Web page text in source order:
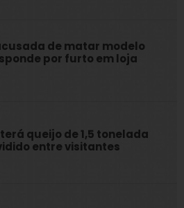
de matar modelo
por furto em loja
terá queijo de 1,5 tonelada
entre visitantes